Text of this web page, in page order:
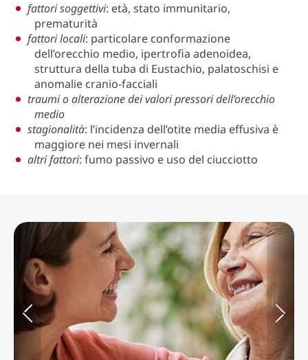
fattori soggettivi: età, stato immunitario,
prematurità
fattori locali: particolare conformazione
dell’orecchio medio, ipertrofia adenoidea,
struttura della tuba di Eustachio, palatoschisi e
anomalie cranio-facciali
traumi o alterazione dei valori pressori dell’orecchio
medio
stagionalità: l’incidenza dell’otite media effusiva è
maggiore nei mesi invernali
altri fattori: fumo passivo e uso del ciucciotto